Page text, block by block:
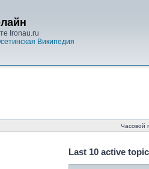
Ironau.ru
Википедия
Часовой
Last 10 active